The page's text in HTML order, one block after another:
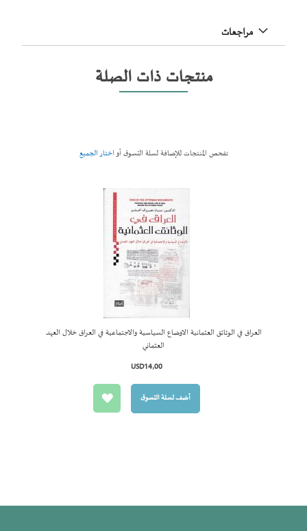
مراجعات
منتجات ذات الصلة
تفحص المنتجات للإضافة لسلة التسوق أواختار الجميع
العراق في الوثائق العثمانية الاوضاع السياسية والاجتماعية في العراق خلال العهد
العثماني
USD14٫00
أضف لسلة التسوق